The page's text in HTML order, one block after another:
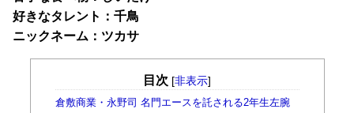
好きなタレント：千鳥
ニックネーム：ツカサ
目次 [非表示]
倉敷商業・永野司 名門エースを託される2年生左腕